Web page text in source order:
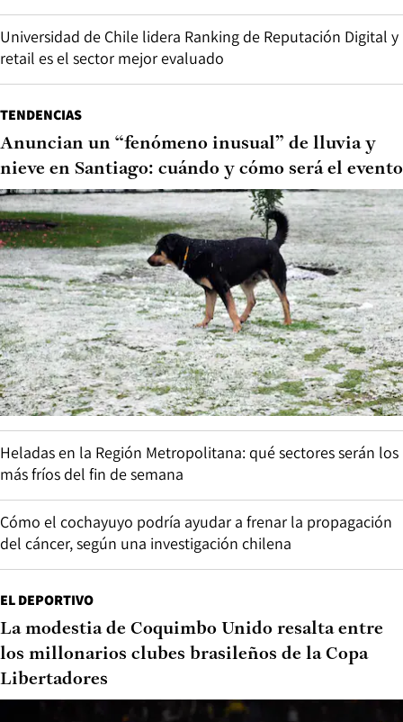
Universidad de Chile lidera Ranking de Reputación Digital y
retail es el sector mejor evaluado
TENDENCIAS
Anuncian un “fenómeno inusual” de lluvia y
nieve en Santiago: cuándo y cómo será el evento
Heladas en la Región Metropolitana: qué sectores serán los
más fríos del fin de semana
Cómo el cochayuyo podría ayudar a frenar la propagación
del cáncer, según una investigación chilena
EL DEPORTIVO
La modestia de Coquimbo Unido resalta entre
los millonarios clubes brasileños de la Copa
Libertadores